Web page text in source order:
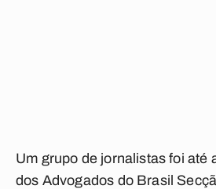
Um grupo de jornalistas foi até
dos Advogados do Brasil